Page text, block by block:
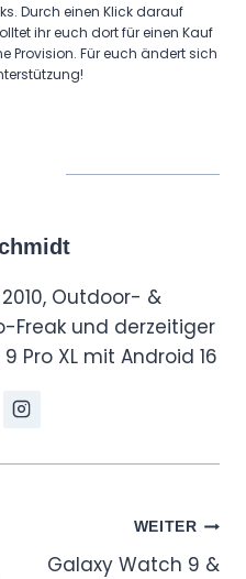
Durch einen Klick darauf
ihr euch dort für einen Kauf
Provision. Für euch ändert sich
Outdoor- &
Freak und derzeitiger
Pro XL mit Android 16
WEITER
Galaxy Watch 9 &